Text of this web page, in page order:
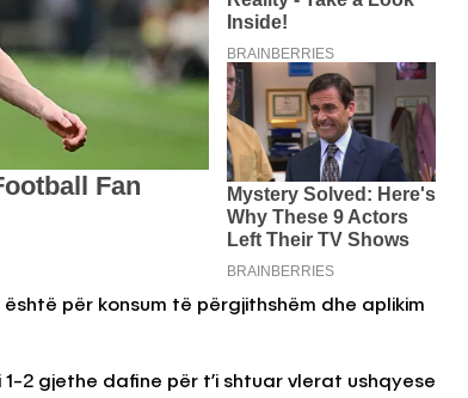
për konsum të përgjithshëm dhe aplikim
1-2 gjethe dafine për t’i shtuar vlerat ushqyese